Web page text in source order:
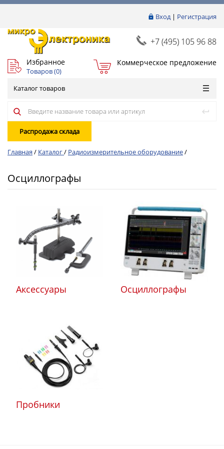
Вход| Регистрация
+7 (495) 105 96 88
Избранное
Товаров (0)
Коммерческое предложение
Каталог товаров
Распродажа склада
Главная / Каталог/ Радиоизмерительное оборудование/
Осциллографы
Аксессуары Осциллографы
Пробники